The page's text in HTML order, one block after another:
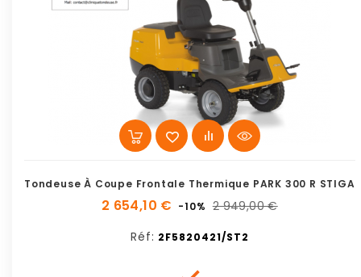
Tondeuse À Coupe Frontale Thermique PARK 300 R STIGA
2 654,10 € -10% 2 949,00 €
Réf: 2F5820421/ST2